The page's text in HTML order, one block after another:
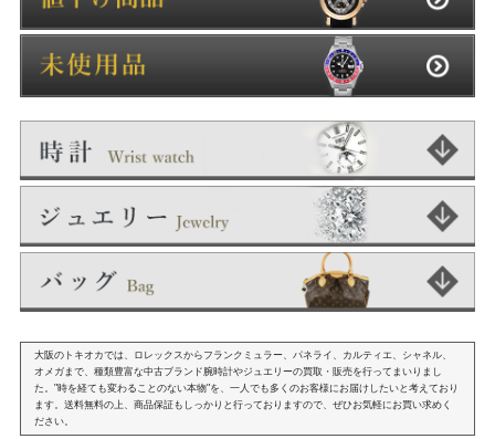
大阪のトキオカでは、ロレックスからフランクミュラー、パネライ、カルティエ、シャネル、
オメガまで、種類豊富な中古ブランド腕時計やジュエリーの買取・販売を行ってまいりまし
た。"時を経ても変わることのない本物"を、一人でも多くのお客様にお届けしたいと考えており
ます。送料無料の上、商品保証もしっかりと行っておりますので、ぜひお気軽にお買い求めく
ださい。